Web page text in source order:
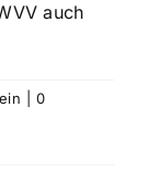
auch
0